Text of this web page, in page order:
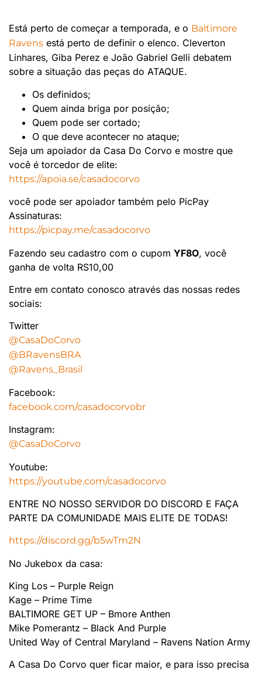
Está perto de começar a temporada, e o Baltimore
Ravens está perto de definir o elenco. Cleverton
Linhares, Giba Perez e João Gabriel Gelli debatem
sobre a situação das peças do ATAQUE.
Os definidos;
Quem ainda briga por posição;
Quem pode ser cortado;
O que deve acontecer no ataque;
Seja um apoiador da Casa Do Corvo e mostre que
você é torcedor de elite:
https://apoia.se/casadocorvo
você pode ser apoiador também pelo PicPay
Assinaturas:
https://picpay.me/casadocorvo
Fazendo seu cadastro com o cupom YF8O, você
ganha de volta RS10,00
Entre em contato conosco através das nossas redes
sociais:
Twitter
@CasaDoCorvo
@BRavensBRA
@Ravens_Brasil
Facebook:
facebook.com/casadocorvobr
Instagram:
@CasaDoCorvo
Youtube:
https://youtube.com/casadocorvo
ENTRE NO NOSSO SERVIDOR DO DISCORD E FAÇA
PARTE DA COMUNIDADE MAIS ELITE DE TODAS!
https://discord.gg/b5wTm2N
No Jukebox da casa:
King Los – Purple Reign
Kage – Prime Time
BALTIMORE GET UP – Bmore Anthen
Mike Pomerantz – Black And Purple
United Way of Central Maryland – Ravens Nation Army
A Casa Do Corvo quer ficar maior, e para isso precisa